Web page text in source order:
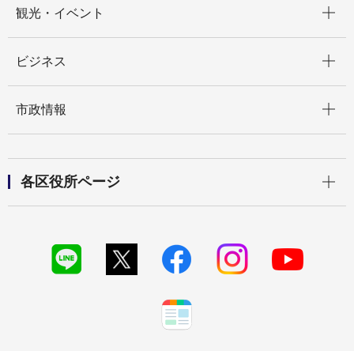
観光・イベント
ビジネス
市政情報
各区役所ページ